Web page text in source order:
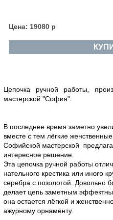
Цена: 19080 р
Цепочка ручной работы,
мастерской "София".
В последнее время заметно
вместе с тем лёгкие
Софийской мастерской
интересное решение.
Эта цепочка ручной работы
нательного крестика или иного
серебра с позолотой. Довольно
делает цепь заметным
она остается лёгкой и
ажурному орнаменту.